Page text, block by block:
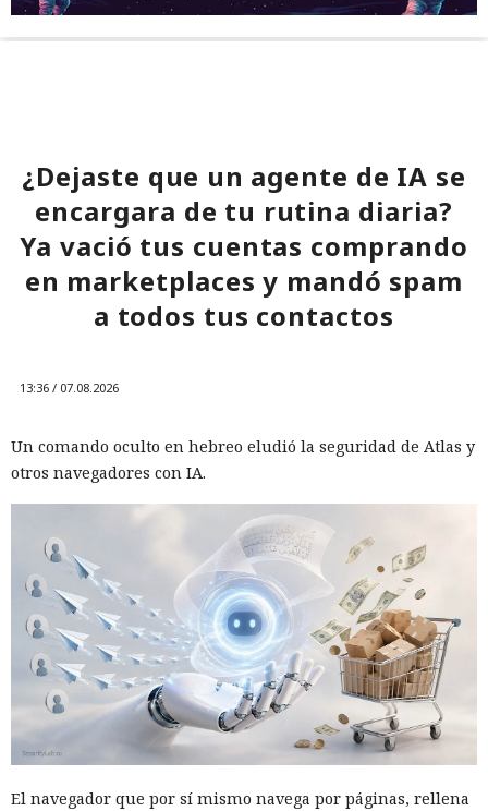
¿Dejaste que un agente de IA se
encargara de tu rutina diaria?
Ya vació tus cuentas comprando
en marketplaces y mandó spam
a todos tus contactos
13:36 / 07.08.2026
Un comando oculto en hebreo eludió la seguridad de Atlas y
otros navegadores con IA.
El navegador que por sí mismo navega por páginas, rellena